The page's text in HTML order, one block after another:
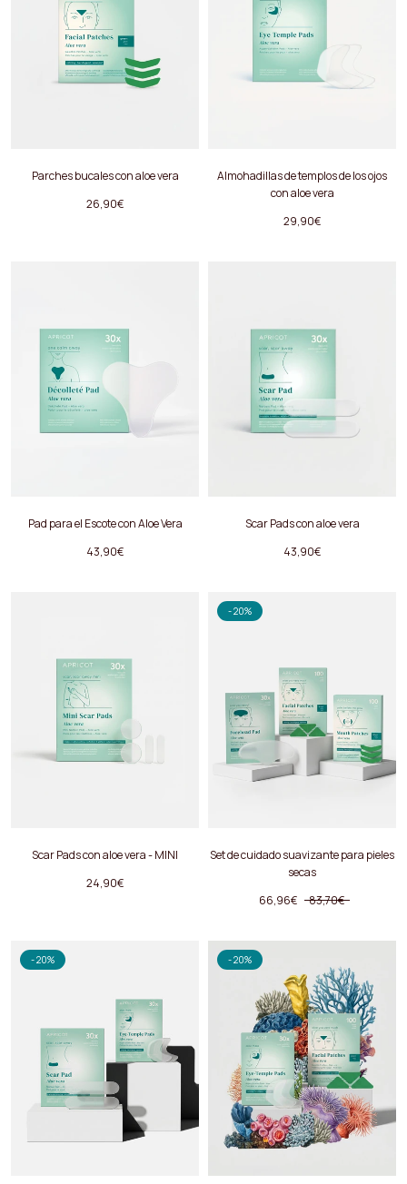
Parches bucales con aloe vera
26,90€
Almohadillas de templos de los ojos
con aloe vera
29,90€
Pad para el Escote con Aloe Vera
43,90€
Scar Padscon aloe vera
43,90€
Scar Padscon aloe vera - MINI
24,90€
- 20%
Set de cuidado suavizante para pieles
secas
66,96€
83,70€
- 20% - 20%